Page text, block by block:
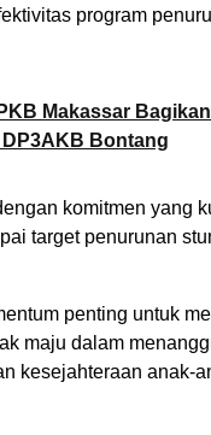
program
Makassar
Bontang
komitmen yang
target penurunan
penting untuk
maju dalam
kesejahteraan anak-